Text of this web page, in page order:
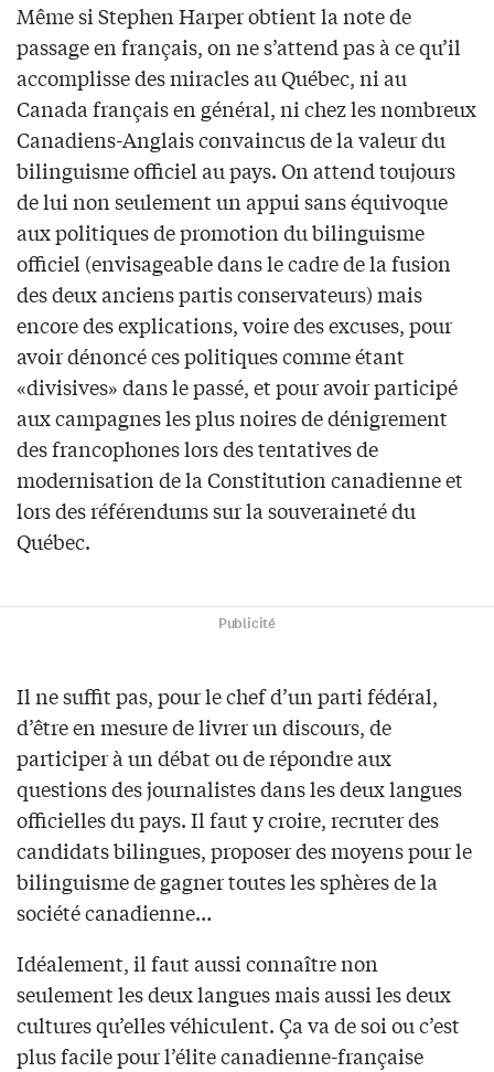
Même si Stephen Harper obtient la note de
passage en français, on ne s’attend pas à ce qu’il
accomplisse des miracles au Québec, ni au
Canada français en général, ni chez les nombreux
Canadiens-Anglais convaincus de la valeur du
bilinguisme officiel au pays. On attend toujours
de lui non seulement un appui sans équivoque
aux politiques de promotion du bilinguisme
officiel (envisageable dans le cadre de la fusion
des deux anciens partis conservateurs) mais
encore des explications, voire des excuses, pour
avoir dénoncé ces politiques comme étant
«divisives» dans le passé, et pour avoir participé
aux campagnes les plus noires de dénigrement
des francophones lors des tentatives de
modernisation de la Constitution canadienne et
lors des référendums sur la souveraineté du
Québec.
Publicité
Il ne suffit pas, pour le chef d’un parti fédéral,
d’être en mesure de livrer un discours, de
participer à un débat ou de répondre aux
questions des journalistes dans les deux langues
officielles du pays. Il faut y croire, recruter des
candidats bilingues, proposer des moyens pour le
bilinguisme de gagner toutes les sphères de la
société canadienne…
Idéalement, il faut aussi connaître non
seulement les deux langues mais aussi les deux
cultures qu’elles véhiculent. Ça va de soi ou c’est
plus facile pour l’élite canadienne-française